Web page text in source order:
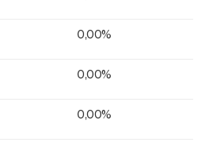
0,00%
0,00%
0,00%